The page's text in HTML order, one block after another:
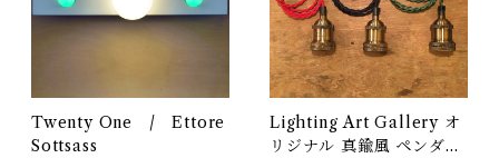
Twenty One / Ettore
Sottsass
Lighting Art Gallery オ
リジナル 真鍮風 ペンダン